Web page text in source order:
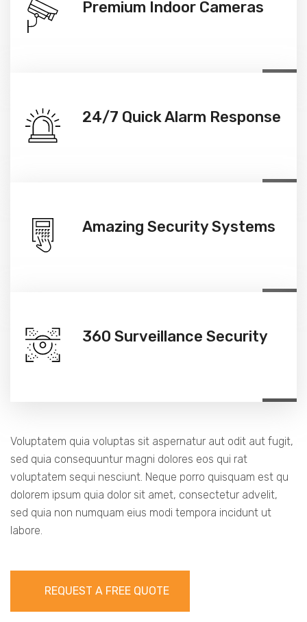
Premium Indoor Cameras
24/7 Quick Alarm Response
Amazing Security Systems
360 Surveillance Security
Voluptatem quia voluptas sit aspernatur aut odit aut fugit,
sed quia consequuntur magni dolores eos qui rat
voluptatem sequi nesciunt. Neque porro quisquam est qu
dolorem ipsum quia dolor sit amet, consectetur advelit,
sed quia non numquam eius modi tempora incidunt ut
labore.
REQUEST A FREE QUOTE